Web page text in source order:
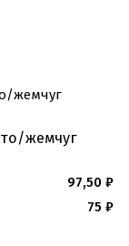
жемчуг
97,50 ₽
75 ₽